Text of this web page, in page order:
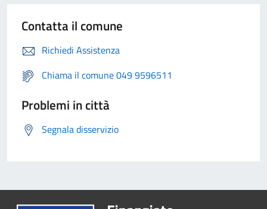
Contatta il comune
Richiedi Assistenza
Chiama il comune 049 9596511
Problemi in città
Segnala disservizio